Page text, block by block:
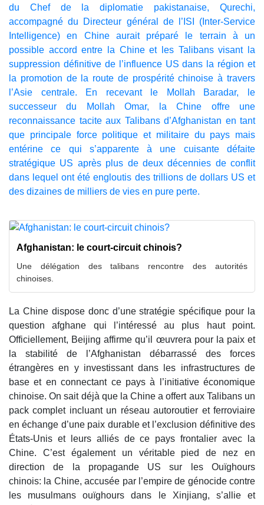
du Chef de la diplomatie pakistanaise, Qurechi,
accompagné du Directeur général de l’ISI (Inter-Service
Intelligence) en Chine aurait préparé le terrain à un
possible accord entre la Chine et les Talibans visant la
suppression définitive de l’influence US dans la région et
la promotion de la route de prospérité chinoise à travers
l’Asie centrale. En recevant le Mollah Baradar, le
successeur du Mollah Omar, la Chine offre une
reconnaissance tacite aux Talibans d’Afghanistan en tant
que principale force politique et militaire du pays mais
entérine ce qui s’apparente à une cuisante défaite
stratégique US après plus de deux décennies de conflit
dans lequel ont été engloutis des trillions de dollars US et
des dizaines de milliers de vies en pure perte.
Afghanistan: le court-circuit chinois?
Une délégation des talibans rencontre des autorités
chinoises.
La Chine dispose donc d’une stratégie spécifique pour la
question afghane qui l’intéressé au plus haut point.
Officiellement, Beijing affirme qu’il œuvrera pour la paix et
la stabilité de l’Afghanistan débarrassé des forces
étrangères en y investissant dans les infrastructures de
base et en connectant ce pays à l’initiative économique
chinoise. On sait déjà que la Chine a offert aux Talibans un
pack complet incluant un réseau autoroutier et ferroviaire
en échange d’une paix durable et l’exclusion définitive des
États-Unis et leurs alliés de ce pays frontalier avec la
Chine. C’est également un véritable pied de nez en
direction de la propagande US sur les Ouïghours
chinois: la Chine, accusée par l’empire de génocide contre
les musulmans ouïghours dans le Xinjiang, s’allie et